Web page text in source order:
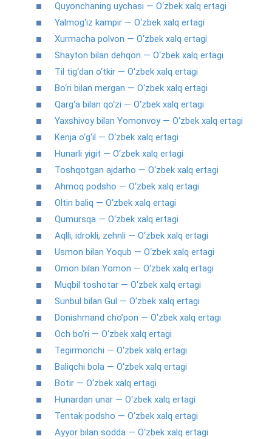
Quyonchaning uychasi — O‘zbek xalq ertagi
Yalmog‘iz kampir — O‘zbek xalq ertagi
Xurmacha polvon — O‘zbek xalq ertagi
Shayton bilan dehqon — O‘zbek xalq ertagi
Til tig‘dan o‘tkir — O‘zbek xalq ertagi
Bo‘ri bilan mergan — O‘zbek xalq ertagi
Qarg‘a bilan qo‘zi — O‘zbek xalq ertagi
Yaxshivoy bilan Yomonvoy — O‘zbek xalq ertagi
Kenja o‘g‘il — O‘zbek xalq ertagi
Hunarli yigit — O‘zbek xalq ertagi
Toshqotgan ajdarho — O‘zbek xalq ertagi
Ahmoq podsho — O‘zbek xalq ertagi
Oltin baliq — O‘zbek xalq ertagi
Qumursqa — O‘zbek xalq ertagi
Aqlli, idrokli, zehnli — O‘zbek xalq ertagi
Usmon bilan Yoqub — O‘zbek xalq ertagi
Omon bilan Yomon — O‘zbek xalq ertagi
Muqbil toshotar — O‘zbek xalq ertagi
Sunbul bilan Gul — O‘zbek xalq ertagi
Donishmand cho’pon — O‘zbek xalq ertagi
Och bo‘ri — O‘zbek xalq ertagi
Tegirmonchi — O‘zbek xalq ertagi
Baliqchi bola — O‘zbek xalq ertagi
Botir — O‘zbek xalq ertagi
Hunardan unar — O‘zbek xalq ertagi
Tentak podsho — O‘zbek xalq ertagi
Ayyor bilan sodda — O‘zbek xalq ertagi